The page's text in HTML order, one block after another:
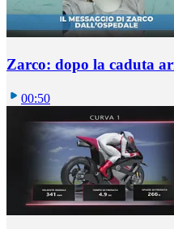
Zarco: dopo la caduta
00:50